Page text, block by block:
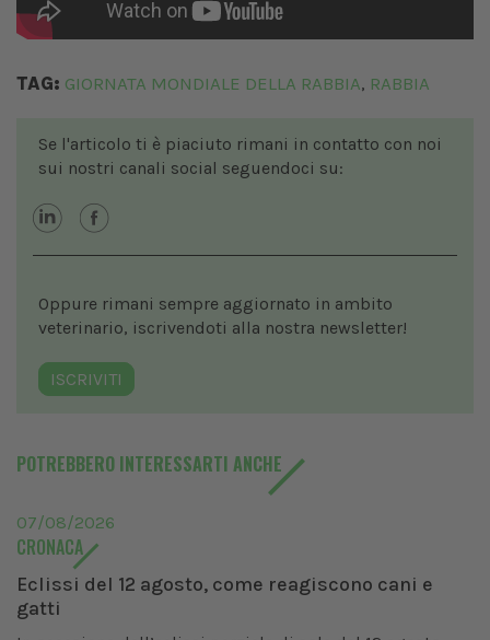
TAG: GIORNATA MONDIALE DELLA RABBIA, RABBIA
Se l'articolo ti è piaciuto rimani in contatto con noi
sui nostri canali social seguendoci su:
Oppure rimani sempre aggiornato in ambito
veterinario, iscrivendoti alla nostra newsletter!
ISCRIVITI
POTREBBERO INTERESSARTI ANCHE
07/08/2026
CRONACA
Eclissi del 12 agosto, come reagiscono cani e
gatti